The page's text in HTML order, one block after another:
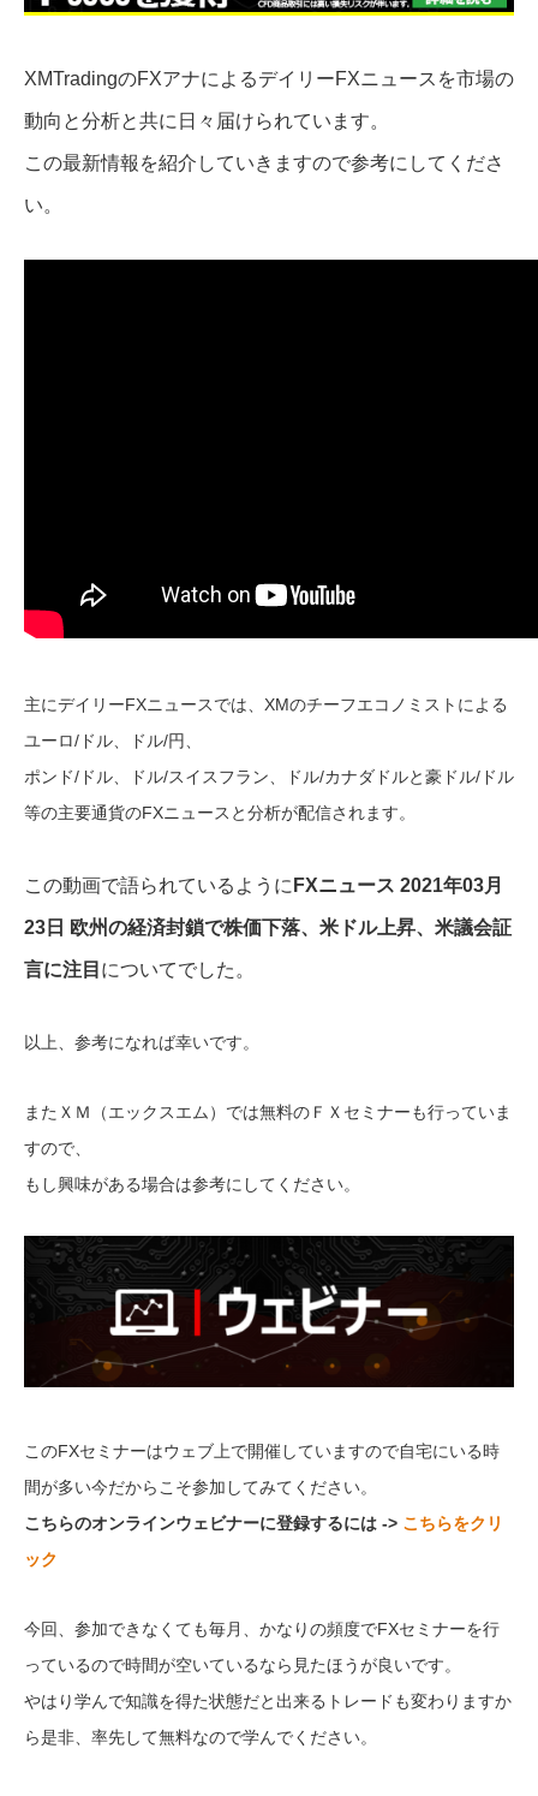
XMTradingのFXアナによるデイリーFXニュースを市場の
動向と分析と共に日々届けられています。
この最新情報を紹介していきますので参考にしてくださ
い。
主にデイリーFXニュースでは、XMのチーフエコノミストによる
ユーロ/ドル、ドル/円、
ポンド/ドル、ドル/スイスフラン、ドル/カナダドルと豪ドル/ドル
等の主要通貨のFXニュースと分析が配信されます。
この動画で語られているように FXニュース 2021年03月
23日 欧州の経済封鎖で株価下落、米ドル上昇、米議会証
言に注目 についてでした。
以上、参考になれば幸いです。
またＸＭ（エックスエム）では無料のＦＸセミナーも行っていま
すので、
もし興味がある場合は参考にしてください。
このFXセミナーはウェブ上で開催していますので自宅にいる時
間が多い今だからこそ参加してみてください。
こちらのオンラインウェビナーに登録するには -> こちらをクリ
ック
今回、参加できなくても毎月、かなりの頻度でFXセミナーを行
っているので時間が空いているなら見たほうが良いです。
やはり学んで知識を得た状態だと出来るトレードも変わりますか
ら是非、率先して無料なので学んでください。